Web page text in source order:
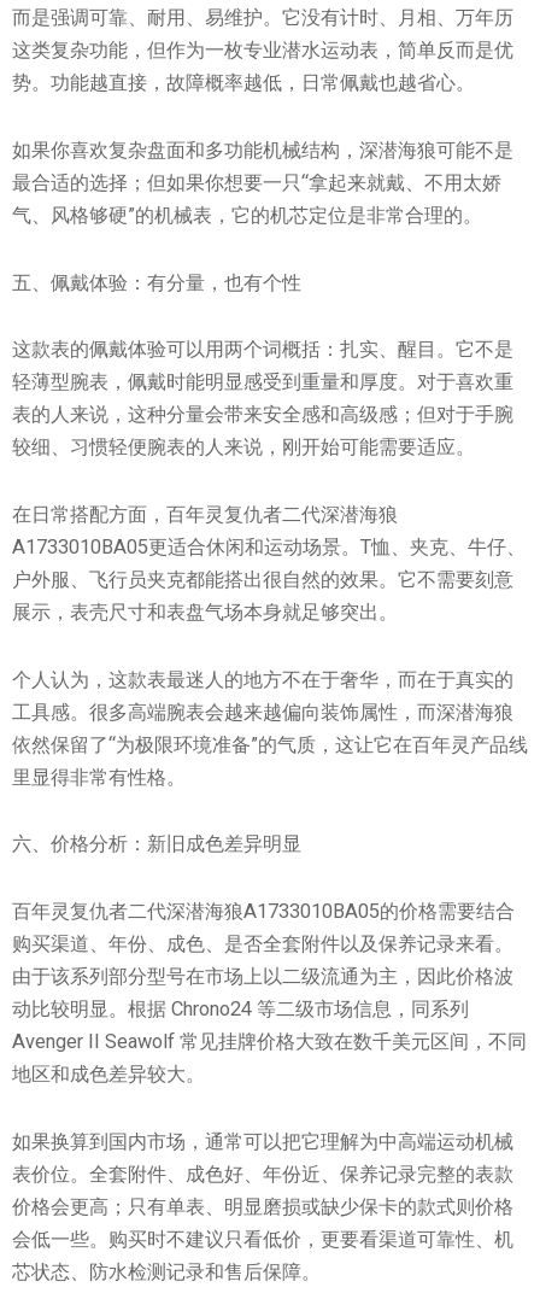
而是强调可靠、耐用、易维护。它没有计时、月相、万年历
这类复杂功能，但作为一枚专业潜水运动表，简单反而是优
势。功能越直接，故障概率越低，日常佩戴也越省心。
如果你喜欢复杂盘面和多功能机械结构，深潜海狼可能不是
最合适的选择；但如果你想要一只“拿起来就戴、不用太娇
气、风格够硬”的机械表，它的机芯定位是非常合理的。
五、佩戴体验：有分量，也有个性
这款表的佩戴体验可以用两个词概括：扎实、醒目。它不是
轻薄型腕表，佩戴时能明显感受到重量和厚度。对于喜欢重
表的人来说，这种分量会带来安全感和高级感；但对于手腕
较细、习惯轻便腕表的人来说，刚开始可能需要适应。
在日常搭配方面，百年灵复仇者二代深潜海狼
A1733010BA05更适合休闲和运动场景。T恤、夹克、牛仔、
户外服、飞行员夹克都能搭出很自然的效果。它不需要刻意
展示，表壳尺寸和表盘气场本身就足够突出。
个人认为，这款表最迷人的地方不在于奢华，而在于真实的
工具感。很多高端腕表会越来越偏向装饰属性，而深潜海狼
依然保留了“为极限环境准备”的气质，这让它在百年灵产品线
里显得非常有性格。
六、价格分析：新旧成色差异明显
百年灵复仇者二代深潜海狼A1733010BA05的价格需要结合
购买渠道、年份、成色、是否全套附件以及保养记录来看。
由于该系列部分型号在市场上以二级流通为主，因此价格波
动比较明显。根据 Chrono24 等二级市场信息，同系列
Avenger II Seawolf 常见挂牌价格大致在数千美元区间，不同
地区和成色差异较大。
如果换算到国内市场，通常可以把它理解为中高端运动机械
表价位。全套附件、成色好、年份近、保养记录完整的表款
价格会更高；只有单表、明显磨损或缺少保卡的款式则价格
会低一些。购买时不建议只看低价，更要看渠道可靠性、机
芯状态、防水检测记录和售后保障。